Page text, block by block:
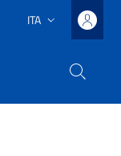
Lingua attiva:
ITA